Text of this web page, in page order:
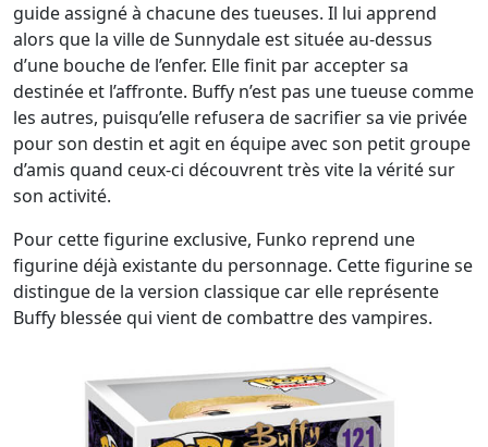
guide assigné à chacune des tueuses. Il lui apprend
alors que la ville de Sunnydale est située au-dessus
d’une bouche de l’enfer. Elle finit par accepter sa
destinée et l’affronte. Buffy n’est pas une tueuse comme
les autres, puisqu’elle refusera de sacrifier sa vie privée
pour son destin et agit en équipe avec son petit groupe
d’amis quand ceux-ci découvrent très vite la vérité sur
son activité.
Pour cette figurine exclusive, Funko reprend une
figurine déjà existante du personnage. Cette figurine se
distingue de la version classique car elle représente
Buffy blessée qui vient de combattre des vampires.